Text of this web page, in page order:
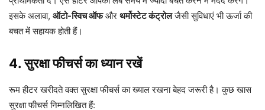
इसके अलावा, ऑटो-स्विच ऑफऔर थर्मोस्टेट कंट्रोलजैसी सुविधाएं भी ऊर्जा की
बचत में सहायक होती हैं।
4.सुरक्षा फीचर्स का ध्यान रखें
रूम हीटर खरीदते वक्त सुरक्षा फीचर्स का ख्याल रखना बेहद जरूरी है। कुछ खास
सुरक्षा फीचर्स निम्नलिखित हैं: